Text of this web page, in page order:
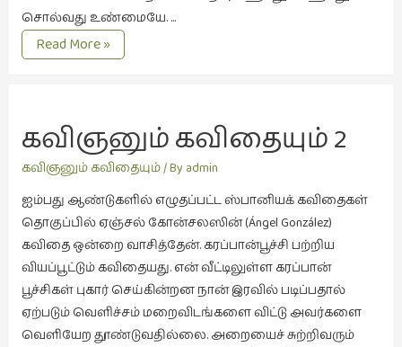
ஓவியங்கள்
(53)
கட்டுரைகள்
கட்டுரைகள்
கதைகள்
செல்லும்
பாதை
(10)
சொல்வது உண்மையே. …
கவிஞனும்
கவிதையும்
ரசாயனக்கூடம்
Read More »
கவிஞனும் கவிதையும் 2
இரண்டு புகார்கள்
கவிஞனும் கவிதையும்/ By admin
ஐம்பது ஆண்டுகளில் எழுதப்பட்ட ஸ்பானியக் கவிதைகள்
தொகுப்பில் ஏஞ்சல் கோன்சலஸின் (Ángel González)
கவிதை ஒன்றை வாசித்தேன். கரப்பான்பூச்சி பற்றிய
வியப்பூட்டும் கவிதையது. என் வீட்டிலுள்ள கரப்பான்
பூச்சிகள் புகார் செய்கின்றன நான் இரவில் படிப்பதால்
ஏற்படும் வெளிச்சம் மறைவிடங்களை விட்டு அவர்களை
வெளியேற தூண்டுவதில்லை. அறையைச் சுற்றிவரும்